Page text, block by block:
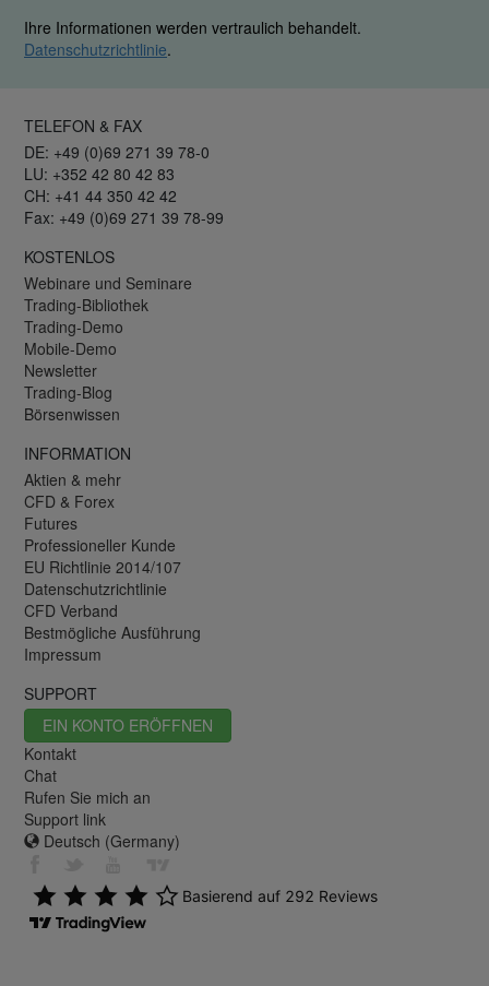
Ihre Informationen werden vertraulich behandelt.
Datenschutzrichtlinie.
TELEFON & FAX
DE: +49 (0)69 271 39 78-0
LU: +352 42 80 42 83
CH: +41 44 350 42 42
Fax: +49 (0)69 271 39 78-99
KOSTENLOS
Webinare und Seminare
Trading-Bibliothek
Trading-Demo
Mobile-Demo
Newsletter
Trading-Blog
Börsenwissen
INFORMATION
Aktien & mehr
CFD & Forex
Futures
Professioneller Kunde
EU Richtlinie 2014/107
Datenschutzrichtlinie
CFD Verband
Bestmögliche Ausführung
Impressum
SUPPORT
EIN KONTO ERÖFFNEN
Kontakt
Chat
Rufen Sie mich an
Support link
Deutsch (Germany)